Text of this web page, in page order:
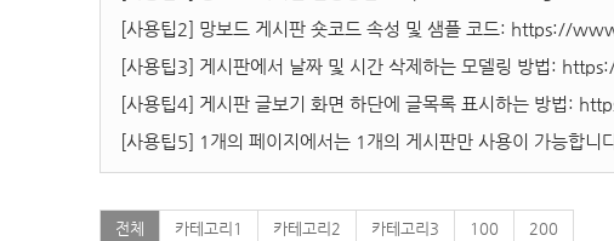
[사용팁2] 망보드 게시판 숏코드 속성 및 샘플 코드: https://
[사용팁3] 게시판에서 날짜 및 시간 삭제하는 모델링 방법:
[사용팁4] 게시판 글보기 화면 하단에 글목록 표시하는 방법:
[사용팁5] 1개의 페이지에서는 1개의 게시판만 사용이 가능합니
전체 카테고리1 카테고리2 카테고리3 100 200